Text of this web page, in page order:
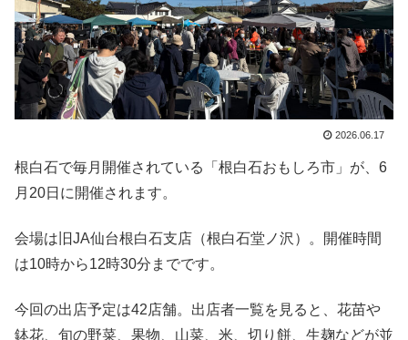
2026.06.17
根白石で毎月開催されている「根白石おもしろ市」が、6
月20日に開催されます。
会場は旧JA仙台根白石支店（根白石堂ノ沢）。開催時間
は10時から12時30分までです。
今回の出店予定は42店舗。出店者一覧を見ると、花苗や
鉢花、旬の野菜、果物、山菜、米、切り餅、生麹などが並